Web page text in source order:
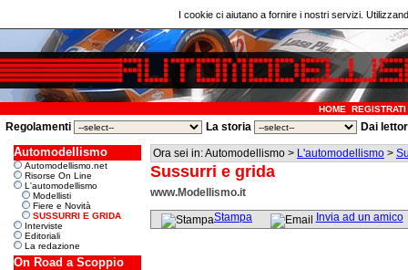
I cookie ci aiutano a fornire i nostri servizi.
HOME REGISTRATI
Regolamenti La storia Dai
Automodellismo
Automodellismo.net
Risorse On Line
L'automodellismo
Modellisti
Fiere e Novità
SUSSURRI E GRIDA
Interviste
Editoriali
La redazione
On Road a Scoppio
Ora sei in: Automodellismo > L'automodellismo >
Sussurri e grida
www.Modellismo.it
Stampa
Invia ad un amico